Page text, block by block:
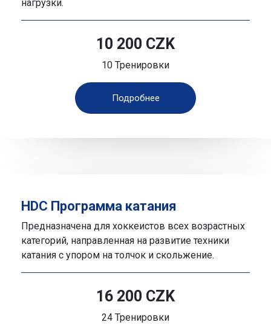
нагрузки.
10 200 CZK
10 Тренировки
Подробнее
HDC Программа катания
Предназначена для хоккеистов всех возрастных
категорий, направленная на развитие техники
катания с упором на толчок и скольжение.
16 200 CZK
24 Тренировки